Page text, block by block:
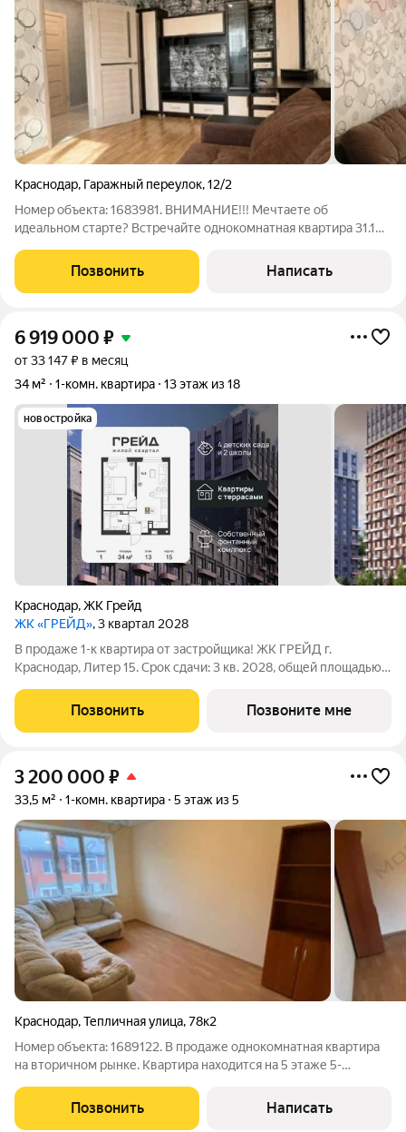
Краснодар, Гаражный переулок,12/2
Номер объекта: 1683981. ВНИМАНИЕ!!! Мечтаете об
идеальном старте? Встречайте однокомнатная квартира 31.1
ремонтом и оставляемой мебелью. Это очень экономичный
вариант, доступный для ипотеки.
Позвонить Написать
6 919 000 ₽
от 33 147 ₽ в месяц
34 м²
1-комн. квартира 13 этаж из 18
новостройка
Краснодар,ЖК Грейд
ЖК «ГРЕЙД», 3 квартал 2028
В продаже 1-к квартира от застройщика! ЖК ГРЕЙД г.
Краснодар, Литер 15. Срок сдачи: 3 кв. 2028, общей площадью
Никогда неоклассика не была представлена в краснодарской
архитектуре с таким
Позвонить Позвоните мне
3 200 000 ₽
33,5 м² 1-комн. квартира 5 этаж из 5
Краснодар,Тепличная улица,78к2
Номер объекта: 1689122. В продаже однокомнатная квартира
на вторичном рынке. Квартира находится на 5 этаже 5-
лоджия 3 кв.м. Это отличный вариант для тех, кто ищет
недорогое жилье. Дом
Позвонить Написать